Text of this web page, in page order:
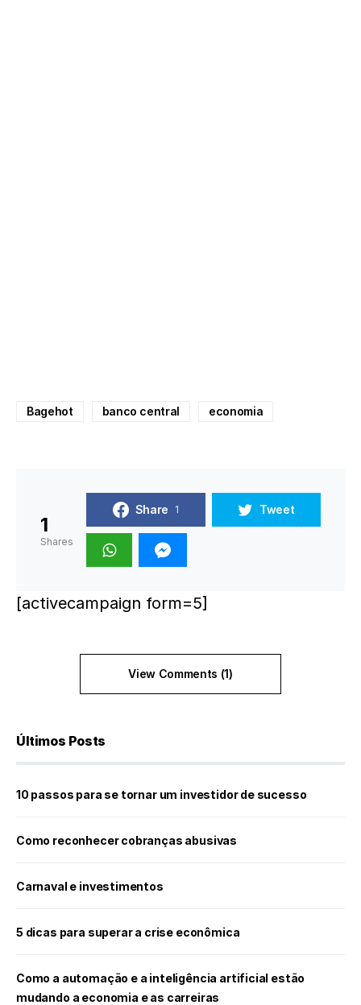
Bagehot banco central economia
1
Shares
Share 1 Tweet
[activecampaign form=5]
View Comments (1)
Últimos Posts
10 passos para se tornar um investidor de sucesso
Como reconhecer cobranças abusivas
Carnaval e investimentos
5 dicas para superar a crise econômica
Como a automação e a inteligência artificial estão
mudando a economia e as carreiras